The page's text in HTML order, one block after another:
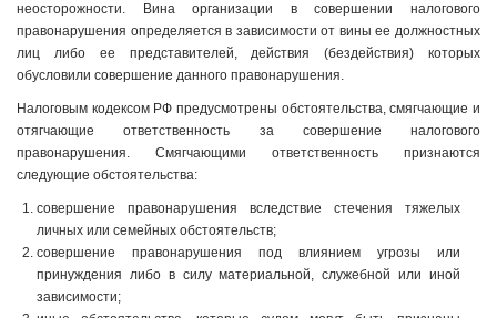
неосторожности. Вина организации в совершении налогового
правонарушения определяется в зависимости от вины ее должностных
лиц либо ее представителей, действия (бездействия) которых
обусловили совершение данного правонарушения.
Налоговым кодексом РФ предусмотрены обстоятельства, смягчающие и
отягчающие ответственность за совершение налогового
правонарушения. Смягчающими ответственность признаются
следующие обстоятельства:
совершение правонарушения вследствие стечения тяжелых
личных или семейных обстоятельств;
совершение правонарушения под влиянием угрозы или
принуждения либо в силу материальной, служебной или иной
зависимости;